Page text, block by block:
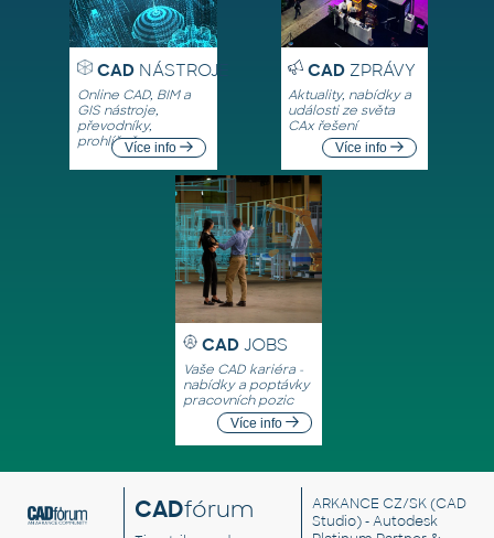
CADNÁSTROJE
Online CAD, BIM a
GIS nástroje,
převodníky,
prohlížečeVíce info
CADZPRÁVY
Aktuality, nabídky a
události ze světa
CAx řešení
Více info
CAD JOBS
Vaše CAD kariéra -
nabídky a poptávky
pracovních pozic
Více info
CADfórum ARKANCE CZ/SK(CAD
Studio) - Autodesk